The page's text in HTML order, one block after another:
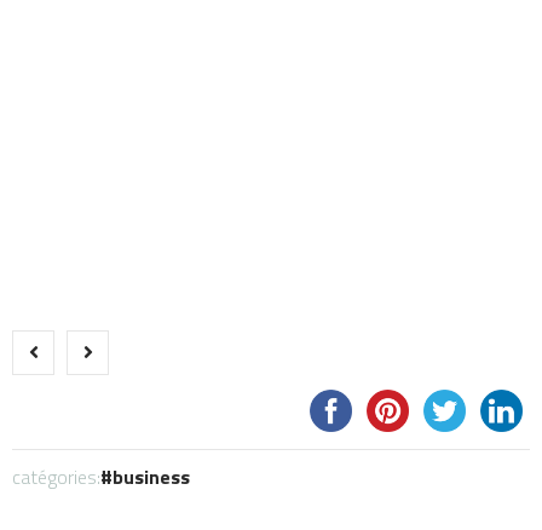
catégories: business